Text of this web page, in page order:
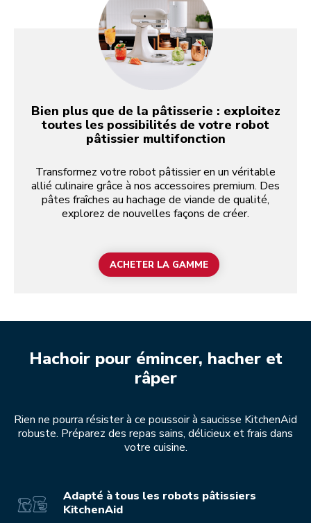
Bien plus que de la pâtisserie : exploitez
toutes les possibilités de votre robot
pâtissier multifonction
Transformez votre robot pâtissier en un véritable
allié culinaire grâce à nos accessoires premium. Des
pâtes fraîches au hachage de viande de qualité,
explorez de nouvelles façons de créer.
ACHETER LA GAMME
Hachoir pour émincer, hacher et
râper
Rien ne pourra résister à ce poussoir à saucisse KitchenAid
robuste. Préparez des repas sains, délicieux et frais dans
votre cuisine.
Adapté à tous les robots pâtissiers
KitchenAid